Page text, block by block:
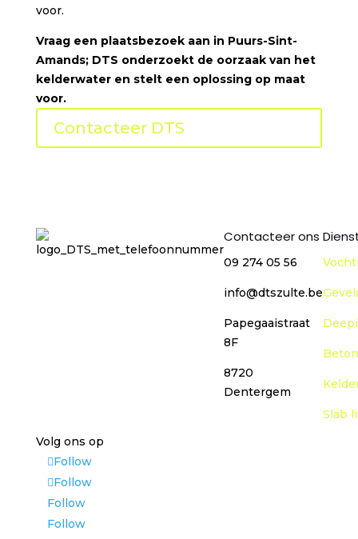
voor.
Vraag een plaatsbezoek aan in Puurs-Sint-
Amands; DTS onderzoekt de oorzaak van het
kelderwater en stelt een oplossing op maat
voor.
Contacteer DTS
Contacteer ons
09 274 05 56
info@dtszulte.be
Papegaaistraat
8F
8720
Dentergem
Slab
Volg ons op
Follow
Follow
Follow
Follow